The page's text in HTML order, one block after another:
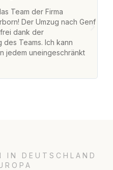
Team der Firma
Der Umzug nach Genf
dank der
Teams. Ich kann
jedem uneingeschränkt
IN DEUTSCHLAND